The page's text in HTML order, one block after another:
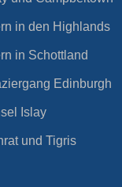
in den Highlands
in Schottland
Edinburgh
Islay
und Tigris